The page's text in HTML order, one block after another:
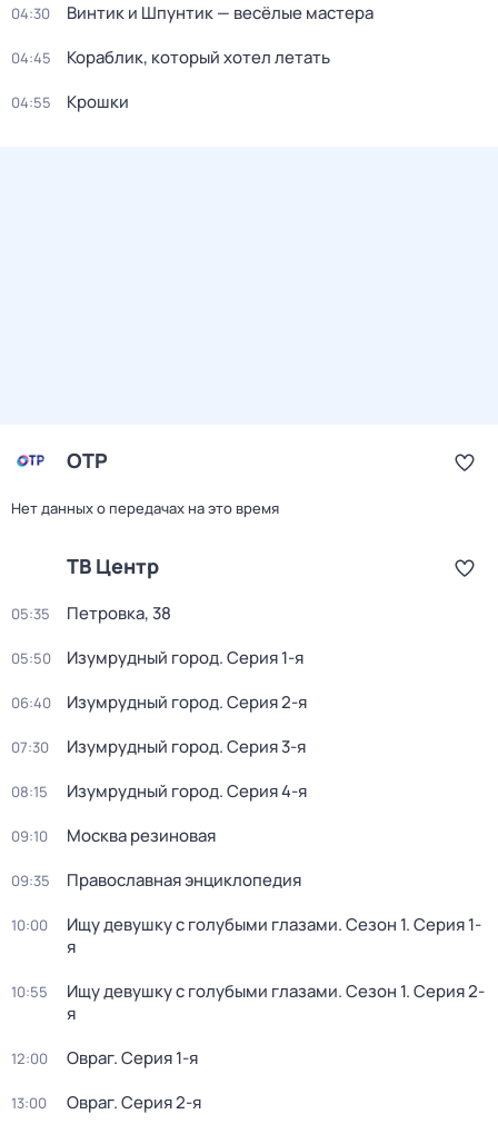
04:30 Винтик и Шпунтик — весёлые мастера
04:45 Кораблик, который хотел летать
04:55 Крошки
ОТР
Нет данных о передачах на это время
ТВ Центр
05:35 Петровка, 38
05:50 Изумрудный город. Серия 1-я
06:40 Изумрудный город. Серия 2-я
07:30 Изумрудный город. Серия 3-я
08:15 Изумрудный город. Серия 4-я
09:10 Москва резиновая
09:35 Православная энциклопедия
10:00 Ищу девушку с голубыми глазами. Сезон 1. Серия 1-
я
10:55 Ищу девушку с голубыми глазами. Сезон 1. Серия 2-
я
12:00 Овраг. Серия 1-я
13:00 Овраг. Серия 2-я